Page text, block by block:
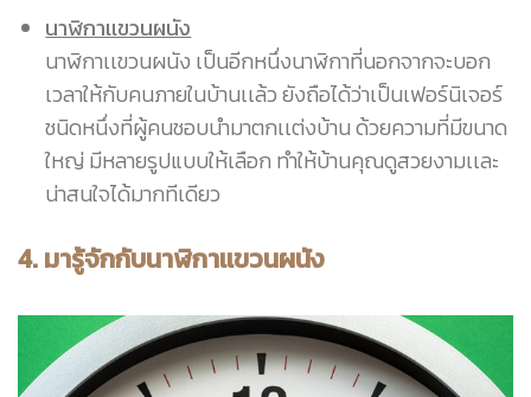
นาฬิกาเเขวนผนัง
นาฬิกาเเขวนผนัง เป็นอีกหนึ่งนาฬิกาที่นอกจากจะบอก
เวลาให้กับคนภายในบ้านเเล้ว ยังถือได้ว่าเป็นเฟอร์นิเจอร์
ชนิดหนึ่งที่ผู้คนชอบนำมาตกเเต่งบ้าน ด้วยความที่มีขนาด
ใหญ่ มีหลายรูปแบบให้เลือก ทำให้บ้านคุณดูสวยงามเเละ
น่าสนใจได้มากทีเดียว
4. มารู้จักกับนาฬิกาเเขวนผนัง